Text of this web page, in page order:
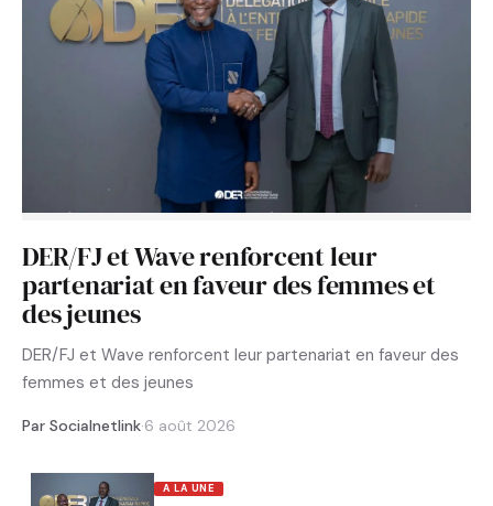
DER/FJ et Wave renforcent leur
partenariat en faveur des femmes et
des jeunes
DER/FJ et Wave renforcent leur partenariat en faveur des
femmes et des jeunes
Par Socialnetlink·6 août 2026
A LA UNE